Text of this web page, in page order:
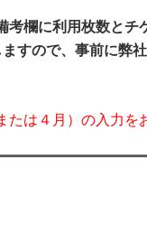
欄に利用枚数とチ
すので、事前に弊
は４月）の入力を